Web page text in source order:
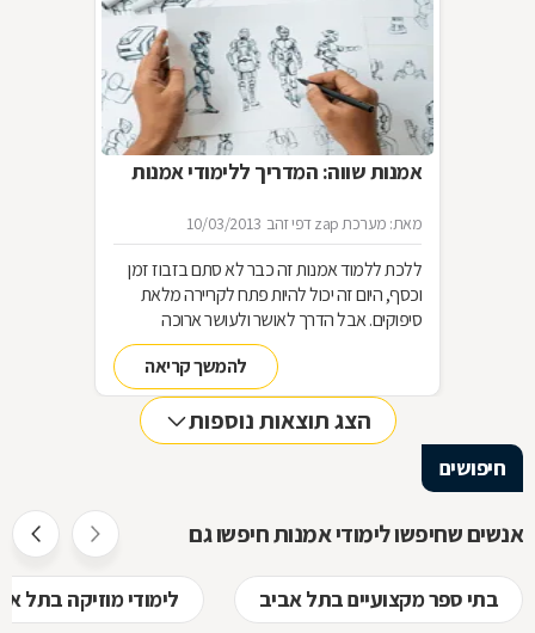
אמנות שווה: המדריך ללימודי אמנות
מאת: מערכת zap דפי זהב 10/03/2013
ללכת ללמוד אמנות זה כבר לא סתם בזבוז זמן
וכסף, היום זה יכול להיות פתח לקריירה מלאת
סיפוקים. אבל הדרך לאושר ולעושר ארוכה
ולפעמים מתסכלת, ואנחנו כאן כדי לנגב לכם את
להמשך קריאה
הצג תוצאות נוספות
חיפושים
אנשים שחיפשו לימודי אמנות חיפשו גם
בתי ספר מקצועיים בתל אביב לימודי מוזיקה בתל